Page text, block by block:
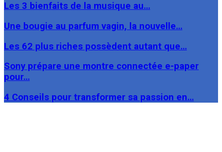
Les 3 bienfaits de la musique au…
Une bougie au parfum vagin, la nouvelle…
Les 62 plus riches possèdent autant que…
Sony prépare une montre connectée e-paper
pour…
4 Conseils pour transformer sa passion en…